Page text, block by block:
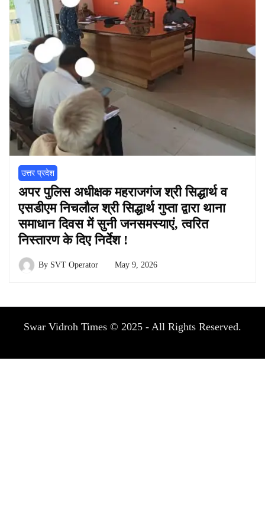
उत्तर प्रदेश
अपर पुलिस अधीक्षक महराजगंज श्री सिद्धार्थ व
एसडीएम निचलौल श्री सिद्धार्थ गुप्ता द्वारा थाना
समाधान दिवस में सुनी जनसमस्याएं, त्वरित
निस्तारण के दिए निर्देश !
By SVT Operator May 9, 2026
Swar Vidroh Times © 2025 - All Rights Reserved.